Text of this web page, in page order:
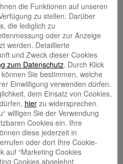
die Funktionen auf unseren
zu stellen. Darüber
die lediglich zu
oder zur Anzeige
werden. Detaillierte
und Zweck dieser Cookies
zum Datenschutz. Durch Klick
Sie bestimmen, welche
Einwilligung verwenden dürfen.
dem Einsatz von Cookies,
hierzu widersprechen.
willigen Sie der Verwendung
Cookies ein. Ihre
diese jederzeit in
oder dort Ihre Cookie-
auf “Marketing Cookies
Cookies abgelehnt.